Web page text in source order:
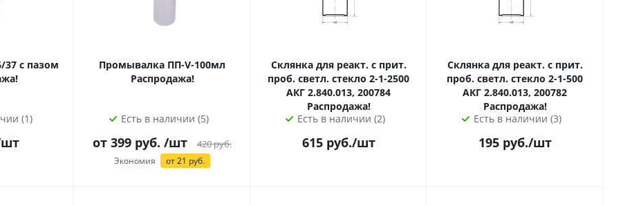
(1)
Промывалка ПП-V-100мл
Распродажа!
Есть в наличии (5)
от 399 руб. /шт 420руб.
Экономия от21 руб.
Склянка для реакт. с прит.
проб. светл. стекло 2-1-2500
АКГ 2.840.013, 200784
Распродажа!
Есть в наличии (2)
615руб./шт
Склянка для реакт. с прит.
проб. светл. стекло 2-1-500
АКГ 2.840.013, 200782
Распродажа!
Есть в наличии (3)
195руб./шт